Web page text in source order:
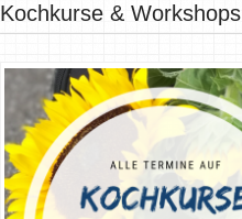
Kochkurse & Workshops